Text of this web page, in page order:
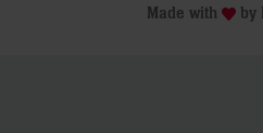
Made with by